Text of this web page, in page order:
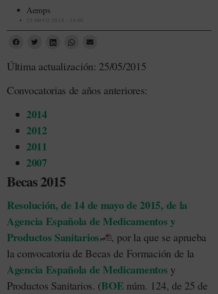
Aemps
25 MAYO 2015 - 14:00
Última actualización: 25/05/2015
Convocatorias de años anteriores:
2014
2012
2011
2007
Becas 2015
Resolución, de 14 de mayo de 2015, de la
Agencia Española de Medicamentos y
Productos Sanitarios
, por la que se aprueba
la convocatoria de Becas de Formación de la
Agencia Española de Medicamentos y
Productos Sanitarios. (BOE núm. 124, de 25 de